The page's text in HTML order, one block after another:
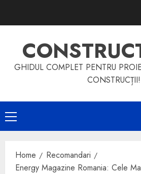
GHIDUL COMPLET PENTRU
CONSTRUCȚII!
Primary
Menu
Home
Recomandari
Energy Magazine Romania: Cele